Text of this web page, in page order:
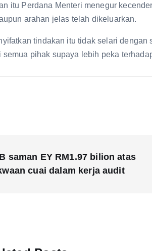
itu Perdana Menteri menegur
arahan jelas telah dikeluarkan.
tindakan itu tidak selari
semua pihak supaya lebih peka
saman EY RM1.97 bilion atas
cuai dalam kerja audit